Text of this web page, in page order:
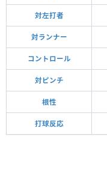
対左打者
対ランナー
コントロール
対ピンチ
根性
打球反応